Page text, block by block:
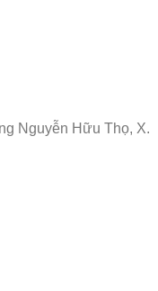
Nguyễn Hữu Thọ, X.